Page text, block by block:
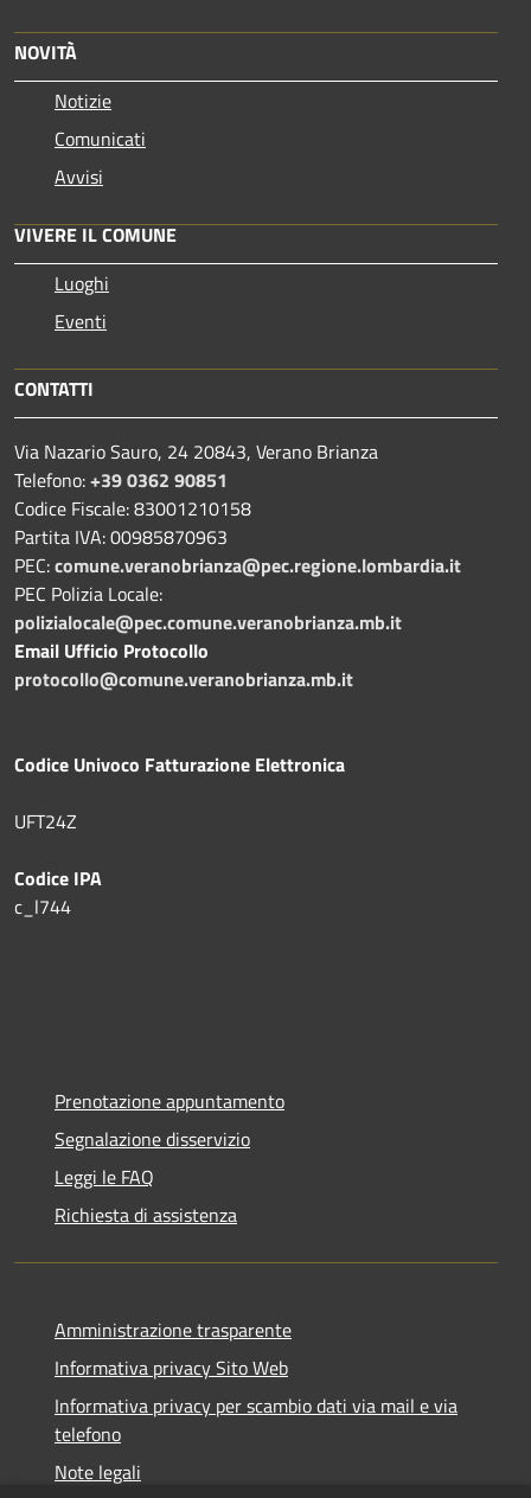
NOVITÀ
Notizie
Comunicati
Avvisi
VIVERE IL COMUNE
Luoghi
Eventi
CONTATTI
Via Nazario Sauro, 24 20843, Verano Brianza
Telefono:+39 0362 90851
Codice Fiscale: 83001210158
Partita IVA: 00985870963
PEC:comune.veranobrianza@pec.regione.lombardia.it
PEC Polizia Locale:
polizialocale@pec.comune.veranobrianza.mb.it
Email Ufficio Protocollo
protocollo@comune.veranobrianza.mb.it
Codice Univoco Fatturazione Elettronica
UFT24Z
Codice IPA
c_l744
Prenotazione appuntamento
Segnalazione disservizio
Leggi le FAQ
Richiesta di assistenza
Amministrazione trasparente
Informativa privacy Sito Web
Informativa privacy per scambio dati via mail e via
telefono
Note legali